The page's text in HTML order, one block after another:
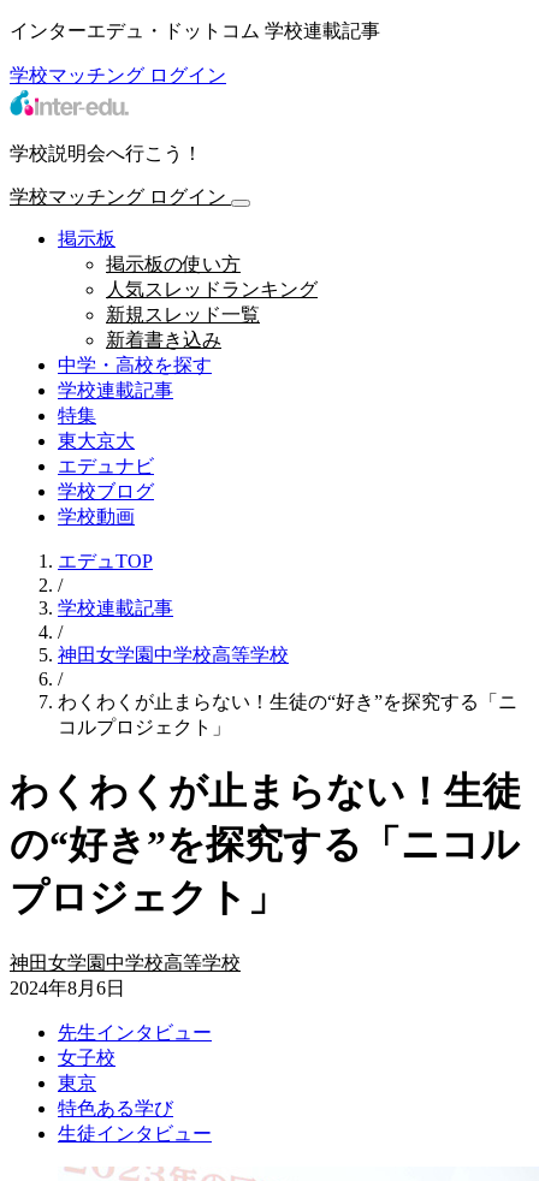
インターエデュ・ドットコム 学校連載記事
学校マッチング ログイン
学校説明会へ行こう！
学校マッチング ログイン
掲示板
掲示板の使い方
人気スレッドランキング
新規スレッド一覧
新着書き込み
中学・高校を探す
学校連載記事
特集
東大京大
エデュナビ
学校ブログ
学校動画
エデュTOP
/
学校連載記事
/
神田女学園中学校高等学校
/
わくわくが止まらない！生徒の“好き”を探究する「ニ
コルプロジェクト」
わくわくが止まらない！生徒
の“好き”を探究する「ニコル
プロジェクト」
神田女学園中学校高等学校
2024年8月6日
先生インタビュー
女子校
東京
特色ある学び
生徒インタビュー